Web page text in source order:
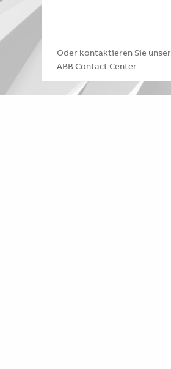
Oder kontaktieren Sie unser
ABB Contact Center